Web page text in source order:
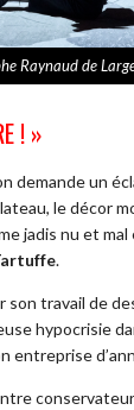
Raynaud de
! »
demande un
le décor
jadis nu et
.
son travail de
hypocrisie
entreprise